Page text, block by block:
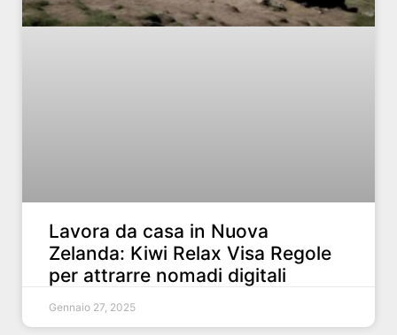
Lavora da casa in Nuova
Zelanda: Kiwi Relax Visa Regole
per attrarre nomadi digitali
Gennaio 27, 2025